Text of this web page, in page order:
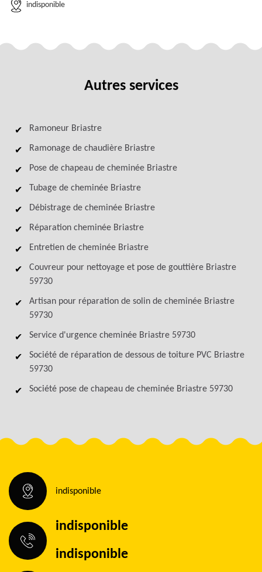
indisponible
Autres services
Ramoneur Briastre
Ramonage de chaudière Briastre
Pose de chapeau de cheminée Briastre
Tubage de cheminée Briastre
Débistrage de cheminée Briastre
Réparation cheminée Briastre
Entretien de cheminée Briastre
Couvreur pour nettoyage et pose de gouttière Briastre
59730
Artisan pour réparation de solin de cheminée Briastre
59730
Service d'urgence cheminée Briastre 59730
Société de réparation de dessous de toiture PVC Briastre
59730
Société pose de chapeau de cheminée Briastre 59730
indisponible
indisponible
indisponible